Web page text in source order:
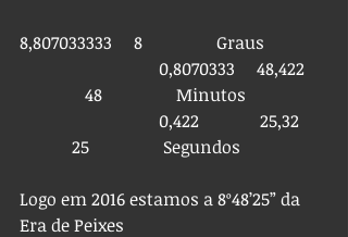
8,807033333     8                 Graus
               48                 Minutos
            25                 Segundos
Logo em 2016 estamos a 8º48’25” da
Era de Peixes